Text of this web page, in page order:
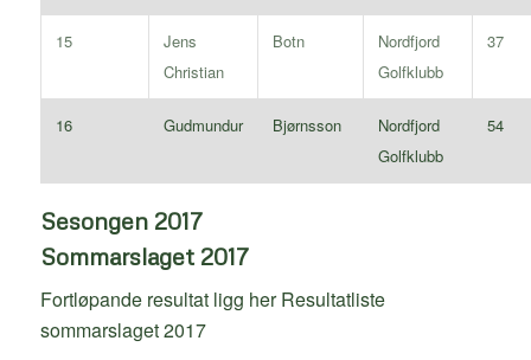
15
Jens
Christian
Botn
Nordfjord
Golfklubb
37
16 Gudmundur Bjørnsson
Nordfjord
Golfklubb
54
Sesongen 2017
Sommarslaget 2017
Fortløpande resultat ligg herResultatliste
sommarslaget 2017